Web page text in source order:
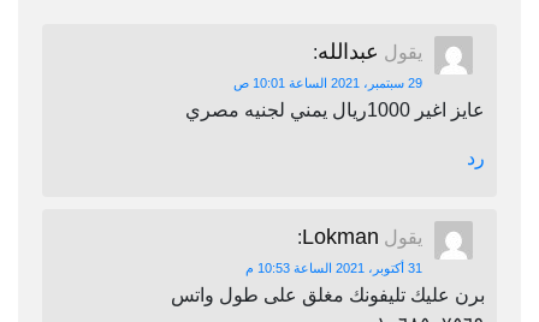
يقول عبدالله:
29 سبتمبر، 2021 الساعة 10:01 ص
عايز اغير 1000ريال يمني لجنيه مصري
رد
يقول Lokman
:
31 أكتوبر، 2021 الساعة 10:53 م
برن عليك تليفونك مغلق على طول واتس